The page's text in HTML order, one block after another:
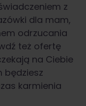
z
dla mam,
odrzucania
też ofertę
na Ciebie
będziesz
karmienia